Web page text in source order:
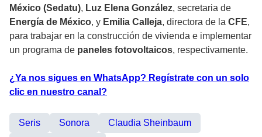
México (Sedatu), Luz Elena González, secretaria de
Energía de México, y Emilia Calleja, directora de la CFE,
para trabajar en la construcción de vivienda e implementar
un programa de paneles fotovoltaicos, respectivamente.
¿Ya nos sigues en WhatsApp? Regístrate con un solo
clic en nuestro canal?
Seris Sonora
Claudia Sheinbaum